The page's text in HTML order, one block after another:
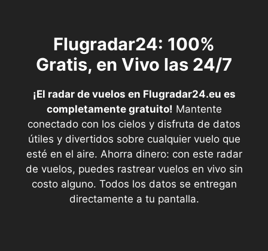
Flugradar24: 100%
Gratis, en Vivo las 24/7
¡El radar de vuelos en Flugradar24.eu es
completamente gratuito! Mantente
conectado con los cielos y disfruta de datos
útiles y divertidos sobre cualquier vuelo que
esté en el aire. Ahorra dinero: con este radar
de vuelos, puedes rastrear vuelos en vivo sin
costo alguno. Todos los datos se entregan
directamente a tu pantalla.